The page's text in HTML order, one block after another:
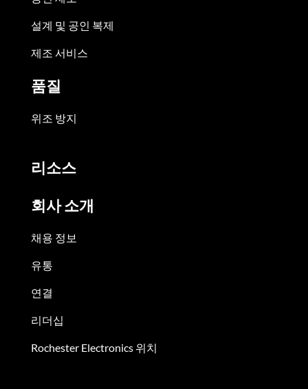
설계 및 공인 복제
제조 서비스
품질
위조 방지
리소스
회사 소개
채용 정보
유통
연결
리더십
Rochester Electronics 위치